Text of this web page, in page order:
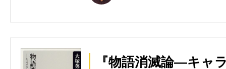
『物語消滅論―キャ